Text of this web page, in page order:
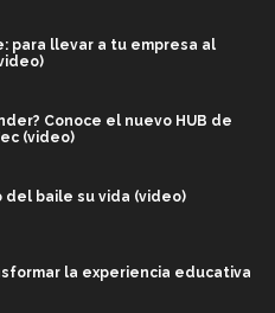
para llevar a tu empresa al
Conoce el nuevo HUB de
(video)
del baile su vida (video)
la experiencia educativa